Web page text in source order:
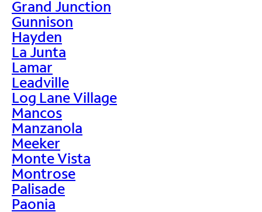
Grand Junction
Gunnison
Hayden
La Junta
Lamar
Leadville
Log Lane Village
Mancos
Manzanola
Meeker
Monte Vista
Montrose
Palisade
Paonia